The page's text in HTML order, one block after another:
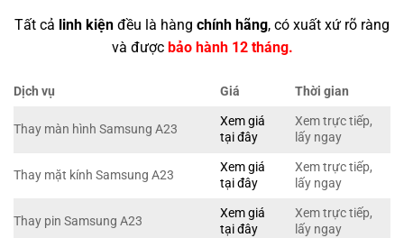
Tất cả linh kiện đều là hàng chính hãng, có xuất xứ rõ ràng
và được bảo hành 12 tháng.
Dịch vụ Giá Thời gian
Thay màn hình Samsung A23
Xem giá
tại đây
Xem trực tiếp,
lấy ngay
Thay mặt kính Samsung A23
Xem giá
tại đây
Xem trực tiếp,
lấy ngay
Thay pin Samsung A23
Xem giá
tại đây
Xem trực tiếp,
lấy ngay